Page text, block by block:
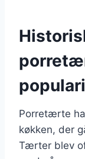
Porretærte
køkken, der
Tærter blev